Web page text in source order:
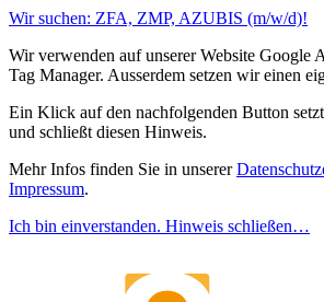
Wir suchen: ZFA, ZMP, AZUBIS (m/w/d)!
Wir verwenden auf unserer Website Google
Tag Manager. Ausserdem setzen wir einen
Ein Klick auf den nachfolgenden Button
und schließt diesen Hinweis.
Mehr Infos finden Sie in unserer
Impressum.
Ich bin einverstanden. Hinweis schließen…